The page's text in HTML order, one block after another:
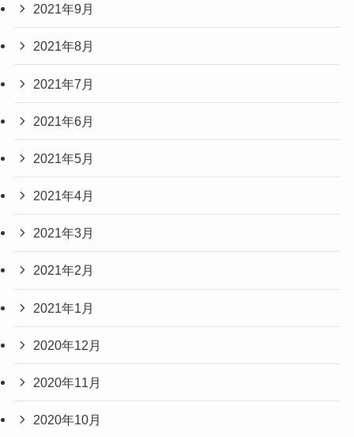
2021年9月
2021年8月
2021年7月
2021年6月
2021年5月
2021年4月
2021年3月
2021年2月
2021年1月
2020年12月
2020年11月
2020年10月